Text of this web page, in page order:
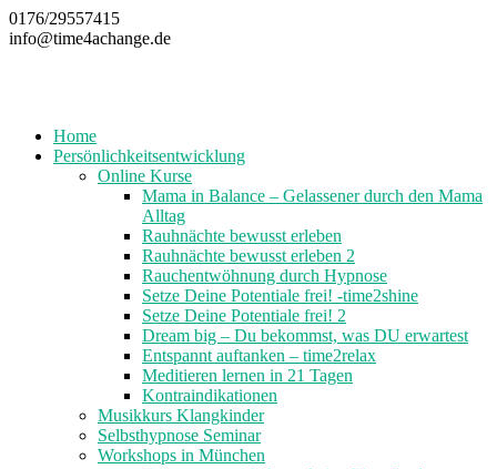
Zum
Inhalt
0176/29557415
info@time4achange.de
Home
Persönlichkeitsentwicklung
Online Kurse
Mama in Balance – Gelassener durch den Mama
Alltag
Rauhnächte bewusst erleben
Rauhnächte bewusst erleben 2
Rauchentwöhnung durch Hypnose
Setze Deine Potentiale frei! -time2shine
Setze Deine Potentiale frei! 2
Dream big – Du bekommst, was DU erwartest
Entspannt auftanken – time2relax
Meditieren lernen in 21 Tagen
Kontraindikationen
Musikkurs Klangkinder
Selbsthypnose Seminar
Workshops in München